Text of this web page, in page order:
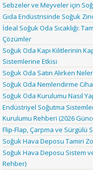
Sebzeler ve Meyveler için
Gıda Endüstrisinde Soğuk
İdeal Soğuk Oda Sıcaklığı:
Çözümler
Soğuk Oda Kapı Kilitlerinin
Sistemlerine Etkisi
Soğuk Oda Satın Alırken
Soğuk Oda Nemlendirme
Soğuk Oda Kurulumu Nasıl
Endüstriyel Soğutma
Kurulumu Rehberi (2026
Flip-Flap, Çarpma ve Sürgülü
Soğuk Hava Deposu Tamiri
Soğuk Hava Deposu Sistem
Rehber)